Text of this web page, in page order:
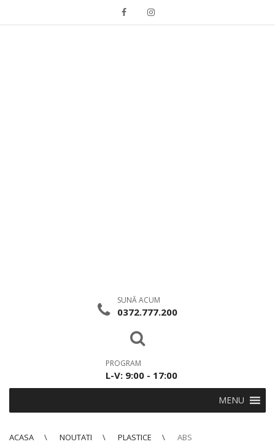
SUNĂ ACUM
0372.777.200
PROGRAM
L-V: 9:00 - 17:00
MENU
ACASA NOUTATI PLASTICE ABS